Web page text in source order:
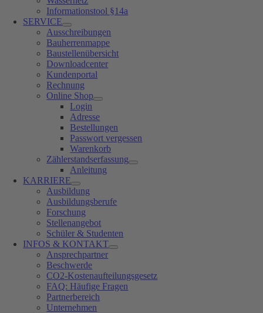
Informationstool §14a
SERVICE
Ausschreibungen
Bauherrenmappe
Baustellenübersicht
Downloadcenter
Kundenportal
Rechnung
Online Shop
Login
Adresse
Bestellungen
Passwort vergessen
Warenkorb
Zählerstandserfassung
Anleitung
KARRIERE
Ausbildung
Ausbildungsberufe
Forschung
Stellenangebot
Schüler & Studenten
INFOS & KONTAKT
Ansprechpartner
Beschwerde
CO2-Kostenaufteilungsgesetz
FAQ: Häufige Fragen
Partnerbereich
Unternehmen